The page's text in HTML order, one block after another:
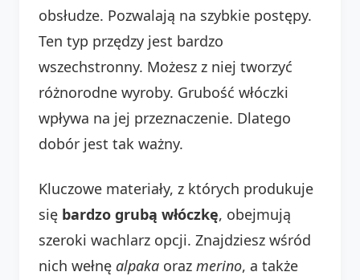
obsłudze. Pozwalają na szybkie postępy.
Ten typ przędzy jest bardzo
wszechstronny. Możesz z niej tworzyć
różnorodne wyroby. Grubość włóczki
wpływa na jej przeznaczenie. Dlatego
dobór jest tak ważny.
Kluczowe materiały, z których produkuje
się bardzo grubą włóczkę, obejmują
szeroki wachlarz opcji. Znajdziesz wśród
nich wełnę alpaka oraz merino, a także